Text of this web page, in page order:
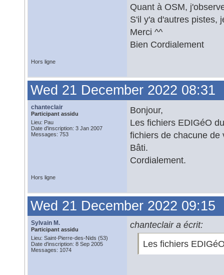
Quant à OSM,
S'il y'a d'autres pistes,
Merci ^^
Bien Cordialement
Hors ligne
Wed 21 December 2022 08:31
chanteclair
Participant assidu
Lieu: Pau
Date d'inscription: 3 Jan 2007
Messages: 753
Bonjour,
Les fichiers EDIGéO
fichiers de chacune de
Bâti.
Cordialement.
Hors ligne
Wed 21 December 2022 09:15
Sylvain M.
Participant assidu
Lieu: Saint-Pierre-des-Nids (53)
Date d'inscription: 8 Sep 2005
Messages: 1074
chanteclair a écrit:
Les fichiers